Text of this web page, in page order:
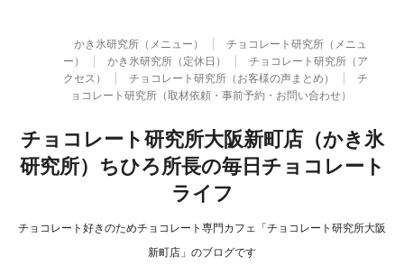
かき氷研究所（メニュー）
チョコレート研究所（メニュ
ー）
かき氷研究所（定休日）
チョコレート研究所（ア
クセス）
チョコレート研究所（お客様の声まとめ）
チ
ョコレート研究所（取材依頼・事前予約・お問い合わせ）
チョコレート研究所大阪新町店（かき氷
研究所）ちひろ所長の毎日チョコレート
ライフ
チョコレート好きのためチョコレート専門カフェ「チョコレート研究所大阪
新町店」のブログです